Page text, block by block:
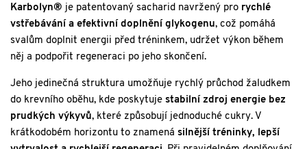
Karbolyn® je patentovaný sacharid navržený pro rychlé
vstřebávání a efektivní doplnění glykogenu, což pomáhá
svalům doplnit energii před tréninkem, udržet výkon během
něj a podpořit regeneraci po jeho skončení.
Jeho jedinečná struktura umožňuje rychlý průchod žaludkem
do krevního oběhu, kde poskytuje stabilní zdroj energie bez
prudkých výkyvů, které způsobují jednoduché cukry. V
krátkodobém horizontu to znamená silnější tréninky, lepší